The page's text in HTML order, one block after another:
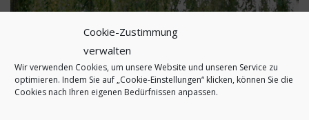
Cookie-Zustimmung
verwalten
Wir verwenden Cookies, um unsere Website und unseren Service zu
optimieren. Indem Sie auf „Cookie-Einstellungen“ klicken, können Sie die
Cookies nach Ihren eigenen Bedürfnissen anpassen.